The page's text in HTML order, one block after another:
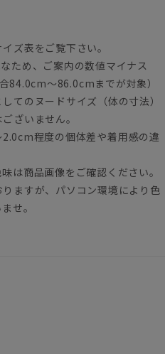
ズ表をご覧下さい。
ため、ご案内の数値マイナス
84.0cm～86.0cmまでが対象）
てのヌードサイズ（体の寸法）
ざいません。
程度の個体差や着用感の違
は商品画像をご確認ください。
ますが、パソコン環境により色
せ。